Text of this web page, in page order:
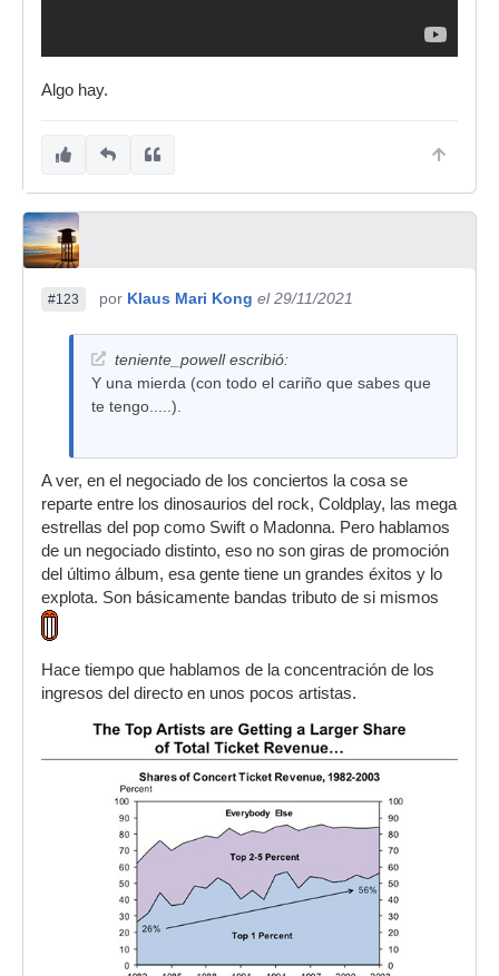
Algo hay.
#123 por Klaus Mari Kong el 29/11/2021
teniente_powell escribió:
Y una mierda (con todo el cariño que sabes que
te tengo.....).
A ver, en el negociado de los conciertos la cosa se
reparte entre los dinosaurios del rock, Coldplay, las mega
estrellas del pop como Swift o Madonna. Pero hablamos
de un negociado distinto, eso no son giras de promoción
del último álbum, esa gente tiene un grandes éxitos y lo
explota. Son básicamente bandas tributo de si mismos
Hace tiempo que hablamos de la concentración de los
ingresos del directo en unos pocos artistas.